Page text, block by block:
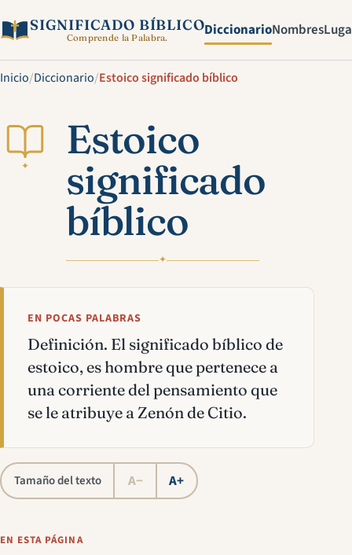
SIGNIFICADO BÍBLICO
Comprende la Palabra. DiccionarioNombres
Inicio/Diccionario/Estoico significado bíblico
✦
Estoico
significado
bíblico
✦
EN POCAS PALABRAS
Definición. El significado bíblico de
estoico, es hombre que pertenece a
una corriente del pensamiento que
se le atribuye a Zenón de Citio.
Tamaño del texto A− A+
EN ESTA PÁGINA